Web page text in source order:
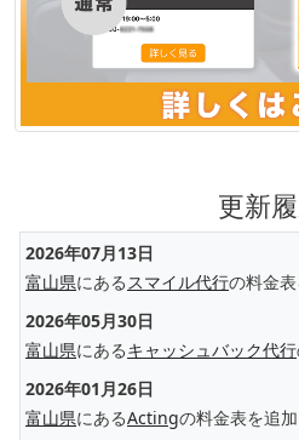
更新
2026年07月13日
富山県にあるスマイル代行の料金表
2026年05月30日
富山県にあるキャッシュバック代行
2026年01月26日
富山県にあるActingの料金表を追加